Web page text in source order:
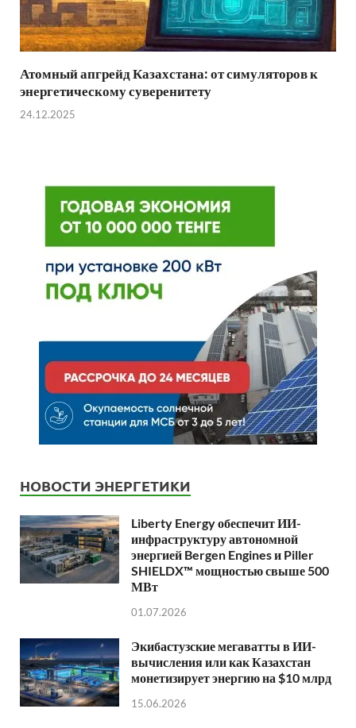
Атомный апгрейд Казахстана: от симуляторов к
энергетическому суверенитету
24.12.2025
НОВОСТИ ЭНЕРГЕТИКИ
Liberty Energy обеспечит ИИ-
инфраструктуру автономной
энергией Bergen Engines и Piller
SHIELDX™ мощностью свыше 500
МВт
01.07.2026
Экибастузские мегаватты в ИИ-
вычисления или как Казахстан
монетизирует энергию на $10 млрд
15.06.2026